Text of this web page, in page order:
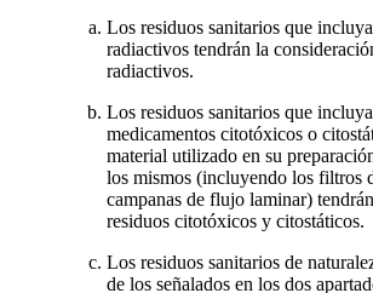
Los residuos sanitarios que
radiactivos tendrán la
radiactivos.
Los residuos sanitarios que
medicamentos citotóxicos o
material utilizado en su
los mismos (incluyendo los filtros
campanas de flujo laminar)
residuos citotóxicos y citostáticos.
Los residuos sanitarios de
de los señalados en los dos